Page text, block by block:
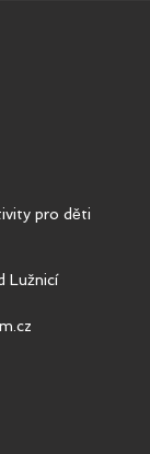
pro děti
Lužnicí